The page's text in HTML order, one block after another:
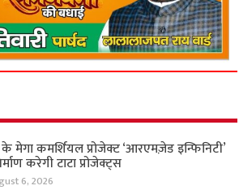
मेगा कमर्शियल प्रोजेक्ट ‘आरएमज़ेड इन्फिनिटी’
करेगी टाटा प्रोजेक्ट्स
6, 2026